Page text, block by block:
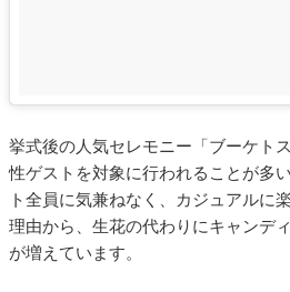
挙式後の人気セレモニー「ブーケト
性ゲストを対象に行われることが多
ト全員に気兼ねなく、カジュアルに
理由から、生花の代わりにキャンデ
が増えています。